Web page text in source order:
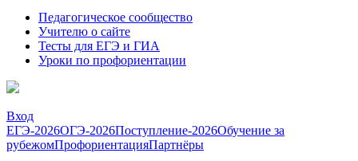
Педагогическое сообщество
Учителю о сайте
Тесты для ЕГЭ и ГИА
Уроки по профориентации
Вход
ЕГЭ-2026ОГЭ-2026Поступление-2026Обучение за
рубежомПрофориентацияПартнёры